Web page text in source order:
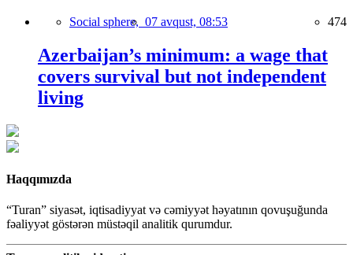
Social sphere, 07 avqust, 08:53 474
Azerbaijan’s minimum: a wage that
covers survival but not independent
living
Haqqımızda
“Turan” siyasət, iqtisadiyyat və cəmiyyət həyatının qovuşuğunda
fəaliyyət göstərən müstəqil analitik qurumdur.